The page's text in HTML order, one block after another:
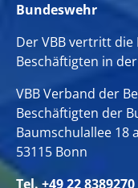
Bundeswehr
Der VBB vertritt
Beschäftigten in
VBB Verband der
Beschäftigten der
Baumschulallee 18 a
53115 Bonn
Tel. +49 22 8389270